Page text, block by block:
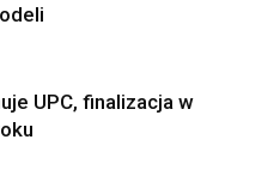
UPC, finalizacja w